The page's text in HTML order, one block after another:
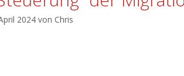
2024 von Chris